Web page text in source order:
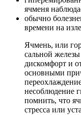
ячменя
обычно
времени на
Ячмень, или
сальной
дискомфорт и
основными
несоблюдение
помнить, что
стресса или